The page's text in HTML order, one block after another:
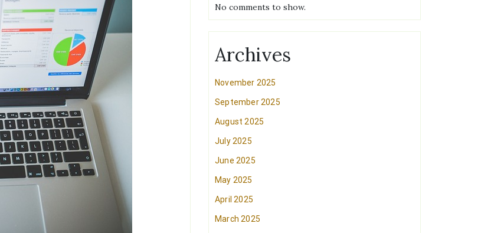
No comments to show.
Archives
November 2025
September 2025
August 2025
July 2025
June 2025
May 2025
April 2025
March 2025